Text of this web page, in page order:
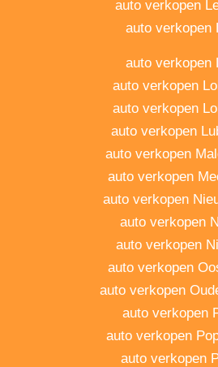
auto verkopen
auto verkopen
auto verkopen
auto verkopen
auto verkopen
auto verkopen
auto verkopen
auto verkopen
auto verkopen
auto verkopen
auto verkopen
auto verkopen
auto verkopen
auto verkopen
auto verkopen
auto verkopen